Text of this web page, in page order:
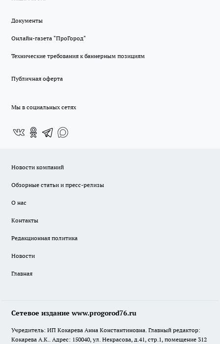
Документы
Онлайн-газета "ПроГород"
Технические требования к баннерным позициям
Публичная оферта
Мы в социальных сетях
Новости компаний
Обзорные статьи и пресс-релизы
О нас
Контакты
Редакционная политика
Новости
Главная
Сетевое издание www.progorod76.ru
Учредитель: ИП Кокарева Анна Константиновна. Главный редактор:
Кокарева А.К.. Адрес: 150040, ул. Некрасова, д.41, стр.1, помещение 312